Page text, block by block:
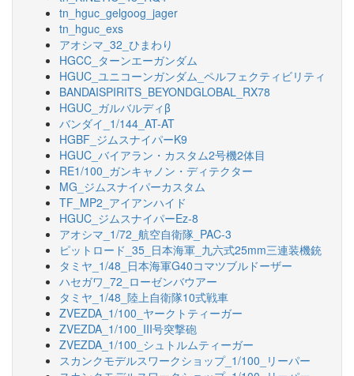
tn_hguc_gelgoog_jager
tn_hguc_exs
アオシマ_32_ひまわり
HGCC_ターンエーガンダム
HGUC_ユニコーンガンダム_ペルフェクティビリティ
BANDAISPIRITS_BEYONDGLOBAL_RX78
HGUC_ガルバルディβ
バンダイ_1/144_AT-AT
HGBF_ジムスナイパーK9
HGUC_バイアラン・カスタム2号機2体目
RE1/100_ガンキャノン・ディテクター
MG_ジムスナイパーカスタム
TF_MP2_アイアンハイド
HGUC_ジムスナイパーEz-8
アオシマ_1/72_航空自衛隊_PAC-3
ピットロード_35_日本海軍_九六式25mm三連装機銃
タミヤ_1/48_日本海軍G40コマツブルドーザー
ハセガワ_72_ローゼンバウアー
タミヤ_1/48_陸上自衛隊10式戦車
ZVEZDA_1/100_ヤークトティーガー
ZVEZDA_1/100_III号突撃砲
ZVEZDA_1/100_シュトルムティーガー
スカンクモデルスワークショップ_1/100_リーパー